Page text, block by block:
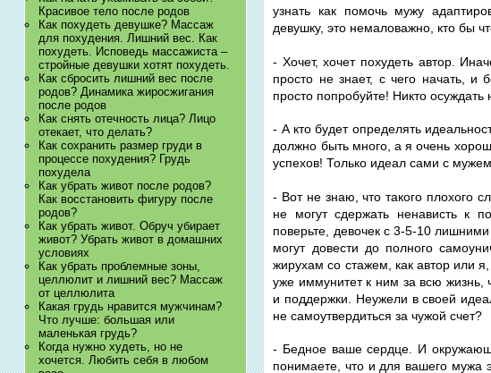
Красивое тело после родов
Как похудеть девушке? Массаж
для похудения. Лишний вес. Как
похудеть. Исповедь массажиста –
стройные девушки хотят похудеть.
Как сбросить лишний вес после
родов? Динамика жиросжигания
после родов
Как снять отечность лица? Лицо
отекает, что делать?
Как сохранить размер груди в
процессе похудения? Грудь
похудела
Как убрать живот после родов?
Как восстановить фигуру после
родов?
Как убрать живот. Обруч убирает
живот? Убрать живот в домашних
условиях
Как убрать проблемные зоны,
целлюлит и лишний вес? Массаж
от целлюлита
Какая грудь нравится мужчинам?
Что лучше: большая или
маленькая грудь?
Когда нужно худеть, но не
хочется. Любить себя в любом
узнать как помочь мужу
девушку, это немаловажно, кто бы
- Хочет, хочет похудеть автор.
просто не знает, с чего начать,
просто попробуйте! Никто
- А кто будет определять
должно быть много, а я очень
успехов! Только идеал сами с
- Вот не знаю, что такого плохого
не могут сдержать ненависть к
поверьте, девочек с 3-5-10
могут довести до полного
жирухам со стажем, как автор или
уже иммунитет к ним за всю жизнь,
и поддержки. Неужели в своей
не самоутвердиться за чужой счет?
- Бедное ваше сердце. И
понимаете, что и для вашего мужа